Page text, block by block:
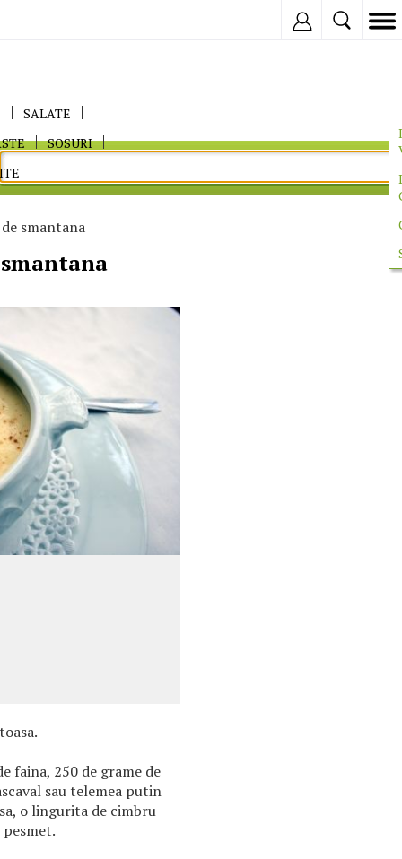
SALATE
SOSURI
smantana
faina, 250 de grame de
sau telemea putin
o lingurita de cimbru